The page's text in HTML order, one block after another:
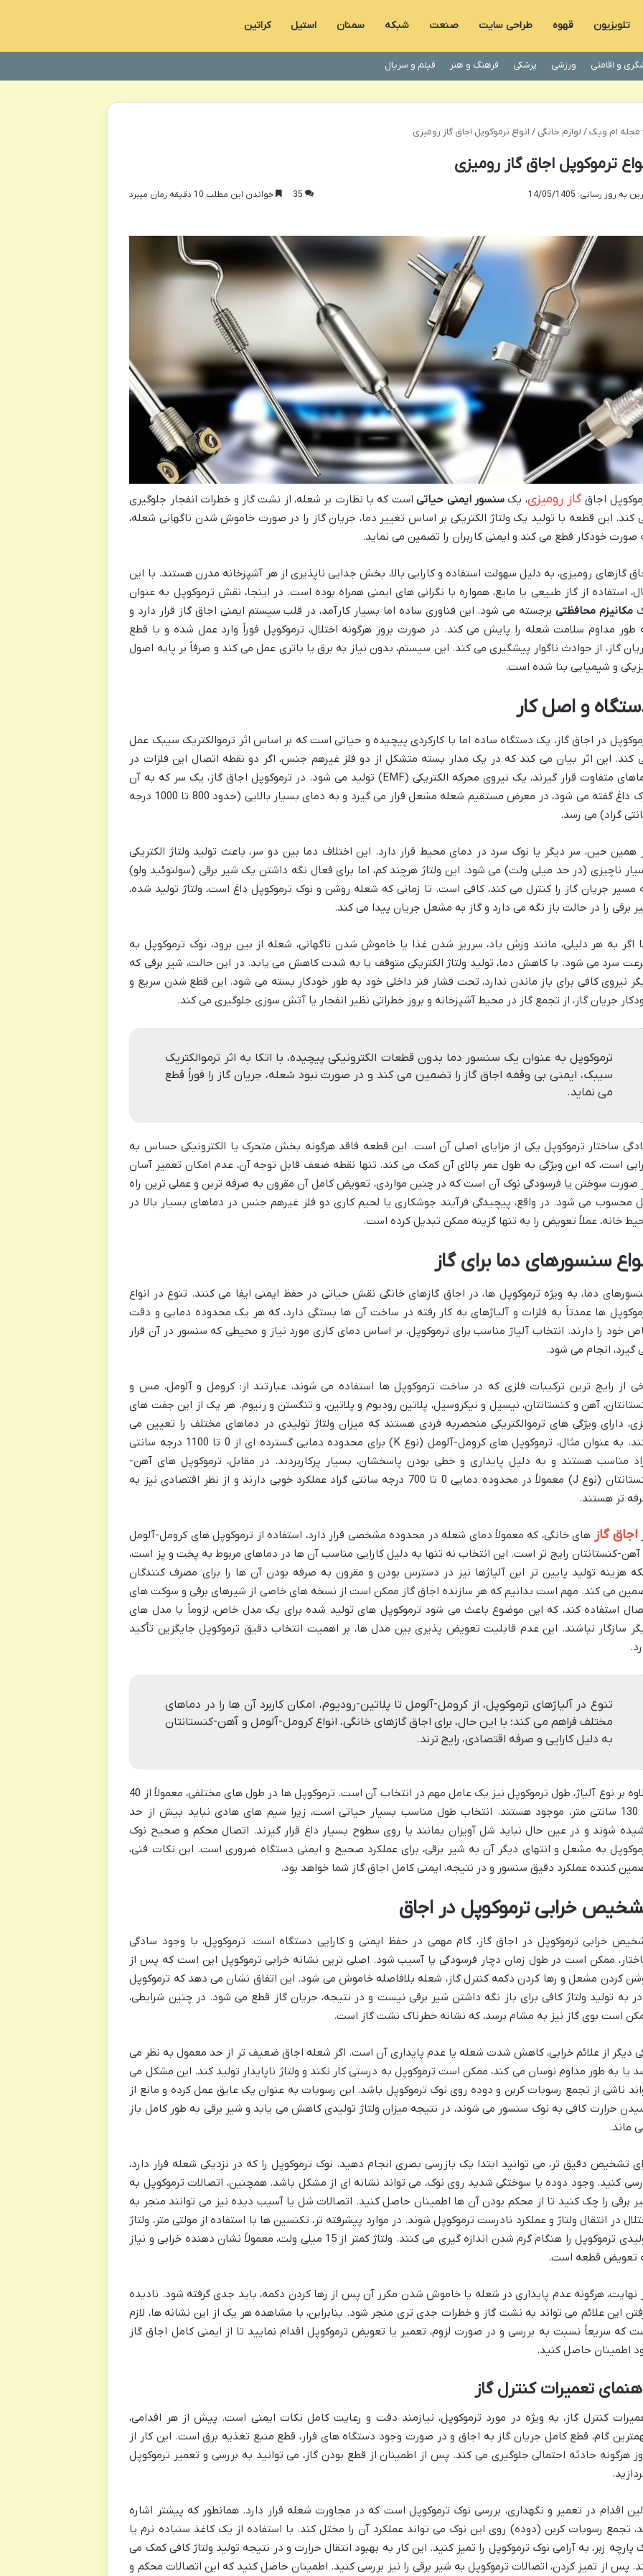
تلویزیون قهوه طراحی سایت صنعت شبکه سمنان استیل کراتین
و اقامتی ورزشی پزشکی فرهنگ و هنر فیلم و سریال
مجله ام ویک/ لوازم خانگی / انواع ترموکوپل اجاق گاز رومیزی
ترموکوپل اجاق گاز رومیزی
به روز رسانی: 14/05/1405 35 خواندن این مطلب 10 دقیقه زمان میبرد
اجاق گاز رومیزی، یکسنسور ایمنی حیاتیاست که با نظارت بر شعله، از نشت گاز و خطرات انفجار جلوگیری
کند. این قطعه با تولید یک ولتاژ الکتریکی بر اساس تغییر دما، جریان گاز را در صورت خاموش شدن ناگهانی شعله،
صورت خودکار قطع می کند و ایمنی کاربران را تضمین می نماید.
گازهای رومیزی، به دلیل سهولت استفاده و کارایی بالا، بخش جدایی ناپذیری از هر آشپزخانه مدرن هستند. با این
استفاده از گاز طبیعی یا مایع، همواره با نگرانی های ایمنی همراه بوده است. در اینجا، نقش ترموکوپل به عنوان
مکانیزم محافظتیبرجسته می شود. این فناوری ساده اما بسیار کارآمد، در قلب سیستم ایمنی اجاق گاز قرار دارد و
طور مداوم سلامت شعله را پایش می کند. در صورت بروز هرگونه اختلال، ترموکوپل فوراً وارد عمل شده و با قطع
گاز، از حوادث ناگوار پیشگیری می کند. این سیستم، بدون نیاز به برق یا باتری عمل می کند و صرفاً بر پایه اصول
و شیمیایی بنا شده است.
و اصل کار
در اجاق گاز، یک دستگاه ساده اما با کارکردی پیچیده و حیاتی است که بر اساس اثر ترموالکتریک سیبک عمل
کند. این اثر بیان می کند که در یک مدار بسته متشکل از دو فلز غیرهم جنس، اگر دو نقطه اتصال این فلزات در
دماهای متفاوت قرار گیرند، یک نیروی محرکه الکتریکی (EMF) تولید می شود. در ترموکوپل اجاق گاز، یک سر که به آن
نوک داغ گفته می شود، در معرض مستقیم شعله مشعل قرار می گیرد و به دمای بسیار بالایی (حدود 800 تا 1000 درجه
گراد) می رسد.
همین حین، سر دیگر یا نوک سرد در دمای محیط قرار دارد. این اختلاف دما بین دو سر، باعث تولید ولتاژ الکتریکی
ناچیزی (در حد میلی ولت) می شود. این ولتاژ هرچند کم، اما برای فعال نگه داشتن یک شیر برقی (سولنوئید ولو)
مسیر جریان گاز را کنترل می کند، کافی است. تا زمانی که شعله روشن و نوک ترموکوپل داغ است، ولتاژ تولید شده،
برقی را در حالت باز نگه می دارد و گاز به مشعل جریان پیدا می کند.
اگر به هر دلیلی، مانند وزش باد، سرریز شدن غذا یا خاموش شدن ناگهانی، شعله از بین برود، نوک ترموکوپل به
سرد می شود. با کاهش دما، تولید ولتاژ الکتریکی متوقف یا به شدت کاهش می یابد. در این حالت، شیر برقی که
نیروی کافی برای باز ماندن ندارد، تحت فشار فنر داخلی خود به طور خودکار بسته می شود. این قطع شدن سریع و
جریان گاز، از تجمع گاز در محیط آشپزخانه و بروز خطراتی نظیر انفجار یا آتش سوزی جلوگیری می کند.
ترموکوپل به عنوان یک سنسور دما بدون قطعات الکترونیکی پیچیده، با اتکا به اثر ترموالکتریک
سیبک، ایمنی بی وقفه اجاق گاز را تضمین می کند و در صورت نبود شعله، جریان گاز را فوراً قطع
می نماید.
ساختار ترموکوپل یکی از مزایای اصلی آن است. این قطعه فاقد هرگونه بخش متحرک یا الکترونیکی حساس به
است، که این ویژگی به طول عمر بالای آن کمک می کند. تنها نقطه ضعف قابل توجه آن، عدم امکان تعمیر آسان
صورت سوختن یا فرسودگی نوک آن است که در چنین مواردی، تعویض کامل آن مقرون به صرفه ترین و عملی ترین راه
محسوب می شود. در واقع، پیچیدگی فرآیند جوشکاری یا لحیم کاری دو فلز غیرهم جنس در دماهای بسیار بالا در
خانه، عملاً تعویض را به تنها گزینه ممکن تبدیل کرده است.
سنسورهای دما برای گاز
دما، به ویژه ترموکوپل ها، در اجاق گازهای خانگی نقش حیاتی در حفظ ایمنی ایفا می کنند. تنوع در انواع
ها عمدتاً به فلزات و آلیاژهای به کار رفته در ساخت آن ها بستگی دارد، که هر یک محدوده دمایی و دقت
خود را دارند. انتخاب آلیاژ مناسب برای ترموکوپل، بر اساس دمای کاری مورد نیاز و محیطی که سنسور در آن قرار
گیرد، انجام می شود.
از رایج ترین ترکیبات فلزی که در ساخت ترموکوپل ها استفاده می شوند، عبارتند از: کرومل و آلومل، مس و
آهن و کنستانتان، نیسیل و نیکروسیل، پلاتین رودیوم و پلاتین، و تنگستن و رنیوم. هر یک از این جفت های
دارای ویژگی های ترموالکتریکی منحصربه فردی هستند که میزان ولتاژ تولیدی در دماهای مختلف را تعیین می
کنند. به عنوان مثال، ترموکوپل های کرومل-آلومل (نوع K) برای محدوده دمایی گسترده ای از 0 تا 1100 درجه سانتی
مناسب هستند و به دلیل پایداری و خطی بودن پاسخشان، بسیار پرکاربردند. در مقابل، ترموکوپل های آهن-
کنستانتان (نوع J) معمولاً در محدوده دمایی 0 تا 700 درجه سانتی گراد عملکرد خوبی دارند و از نظر اقتصادی نیز به
تر هستند.
اجاق گاز های خانگی، که معمولاً دمای شعله در محدوده مشخصی قرار دارد، استفاده از ترموکوپل های کرومل-آلومل
آهن-کنستانتان رایج تر است. این انتخاب نه تنها به دلیل کارایی مناسب آن ها در دماهای مربوط به پخت و پز است،
هزینه تولید پایین تر این آلیاژها نیز در دسترس بودن و مقرون به صرفه بودن آن ها را برای مصرف کنندگان
می کند. مهم است بدانیم که هر سازنده اجاق گاز ممکن است از نسخه های خاصی از شیرهای برقی و سوکت های
استفاده کند، که این موضوع باعث می شود ترموکوپل های تولید شده برای یک مدل خاص، لزوماً با مدل های
سازگار نباشند. این عدم قابلیت تعویض پذیری بین مدل ها، بر اهمیت انتخاب دقیق ترموکوپل جایگزین تأکید
تنوع در آلیاژهای ترموکوپل، از کرومل-آلومل تا پلاتین-رودیوم، امکان کاربرد آن ها را در دماهای
مختلف فراهم می کند؛ با این حال، برای اجاق گازهای خانگی، انواع کرومل-آلومل و آهن-کنستانتان
به دلیل کارایی و صرفه اقتصادی، رایج ترند.
علاوه بر نوع آلیاژ، طول ترموکوپل نیز یک عامل مهم در انتخاب آن است. ترموکوپل ها در طول های مختلفی، معمولاً از 40
تا 130 سانتی متر، موجود هستند. انتخاب طول مناسب بسیار حیاتی است، زیرا سیم های هادی نباید بیش از حد
شوند و در عین حال نباید شل آویزان بمانند یا روی سطوح بسیار داغ قرار گیرند. اتصال محکم و صحیح نوک
به مشعل و انتهای دیگر آن به شیر برقی، برای عملکرد صحیح و ایمنی دستگاه ضروری است. این نکات فنی،
کننده عملکرد دقیق سنسور و در نتیجه، ایمنی کامل اجاق گاز شما خواهد بود.
خرابی ترموکوپل در اجاق
خرابی ترموکوپل در اجاق گاز، گام مهمی در حفظ ایمنی و کارایی دستگاه است. ترموکوپل، با وجود سادگی
ممکن است در طول زمان دچار فرسودگی یا آسیب شود. اصلی ترین نشانه خرابی ترموکوپل این است که پس از
کردن مشعل و رها کردن دکمه کنترل گاز، شعله بلافاصله خاموش می شود. این اتفاق نشان می دهد که ترموکوپل
به تولید ولتاژ کافی برای باز نگه داشتن شیر برقی نیست و در نتیجه، جریان گاز قطع می شود. در چنین شرایطی،
است بوی گاز نیز به مشام برسد، که نشانه خطرناک نشت گاز است.
دیگر از علائم خرابی، کاهش شدت شعله یا عدم پایداری آن است. اگر شعله اجاق ضعیف تر از حد معمول به نظر می
یا به طور مداوم نوسان می کند، ممکن است ترموکوپل به درستی کار نکند و ولتاژ ناپایدار تولید کند. این مشکل می
ناشی از تجمع رسوبات کربن و دوده روی نوک ترموکوپل باشد. این رسوبات به عنوان یک عایق عمل کرده و مانع از
حرارت کافی به نوک سنسور می شوند، در نتیجه میزان ولتاژ تولیدی کاهش می یابد و شیر برقی به طور کامل باز
ماند.
تشخیص دقیق تر، می توانید ابتدا یک بازرسی بصری انجام دهید. نوک ترموکوپل را که در نزدیکی شعله قرار دارد،
کنید. وجود دوده یا سوختگی شدید روی نوک، می تواند نشانه ای از مشکل باشد. همچنین، اتصالات ترموکوپل به
برقی را چک کنید تا از محکم بودن آن ها اطمینان حاصل کنید. اتصالات شل یا آسیب دیده نیز می توانند منجر به
در انتقال ولتاژ و عملکرد نادرست ترموکوپل شوند. در موارد پیشرفته تر، تکنسین ها با استفاده از مولتی متر، ولتاژ
تولیدی ترموکوپل را هنگام گرم شدن اندازه گیری می کنند. ولتاژ کمتر از 15 میلی ولت، معمولاً نشان دهنده خرابی و نیاز
تعویض قطعه است.
نهایت، هرگونه عدم پایداری در شعله یا خاموش شدن مکرر آن پس از رها کردن دکمه، باید جدی گرفته شود. نادیده
این علائم می تواند به نشت گاز و خطرات جدی تری منجر شود. بنابراین، با مشاهده هر یک از این نشانه ها، لازم
که سریعاً نسبت به بررسی و در صورت لزوم، تعمیر یا تعویض ترموکوپل اقدام نمایید تا از ایمنی کامل اجاق گاز
اطمینان حاصل کنید.
تعمیرات کنترل گاز
کنترل گاز، به ویژه در مورد ترموکوپل، نیازمند دقت و رعایت کامل نکات ایمنی است. پیش از هر اقدامی،
گام، قطع کامل جریان گاز به اجاق و در صورت وجود دستگاه های فرار، قطع منبع تغذیه برق است. این کار از
هرگونه حادثه احتمالی جلوگیری می کند. پس از اطمینان از قطع بودن گاز، می توانید به بررسی و تعمیر ترموکوپل
اقدام در تعمیر و نگهداری، بررسی نوک ترموکوپل است که در مجاورت شعله قرار دارد. همانطور که پیشتر اشاره
تجمع رسوبات کربن (دوده) روی این نوک می تواند عملکرد آن را مختل کند. با استفاده از یک کاغذ سنباده نرم یا
پارچه زبر، به آرامی نوک ترموکوپل را تمیز کنید. این کار به بهبود انتقال حرارت و در نتیجه تولید ولتاژ کافی کمک می
پس از تمیز کردن، اتصالات ترموکوپل به شیر برقی را نیز بررسی کنید. اطمینان حاصل کنید که این اتصالات محکم و